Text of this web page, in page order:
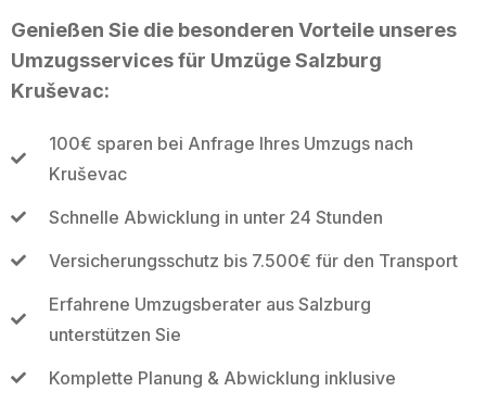
Genießen Sie die besonderen Vorteile unseres
Umzugsservices für Umzüge Salzburg
Kruševac:
100€ sparen bei Anfrage Ihres Umzugs nach
Kruševac
Schnelle Abwicklung in unter 24 Stunden
Versicherungsschutz bis 7.500€ für den Transport
Erfahrene Umzugsberater aus Salzburg
unterstützen Sie
Komplette Planung & Abwicklung inklusive